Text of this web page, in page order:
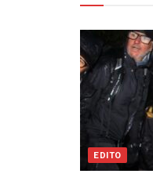
EDITO